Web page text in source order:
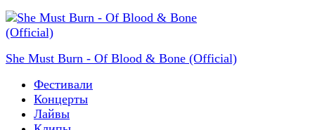
She Must Burn - Of Blood & Bone (Official)
Фестивали
Концерты
Лайвы